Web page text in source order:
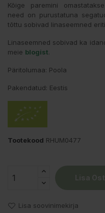
Kõige paremini
need on purustatuna
tõttu sobivad linaseemned
Linaseemned sobivad ka
meie blogist.
Päritolumaa: Poola
Pakendatud: Eestis
Tootekood RHUM0477
Lisa soovinimekirja